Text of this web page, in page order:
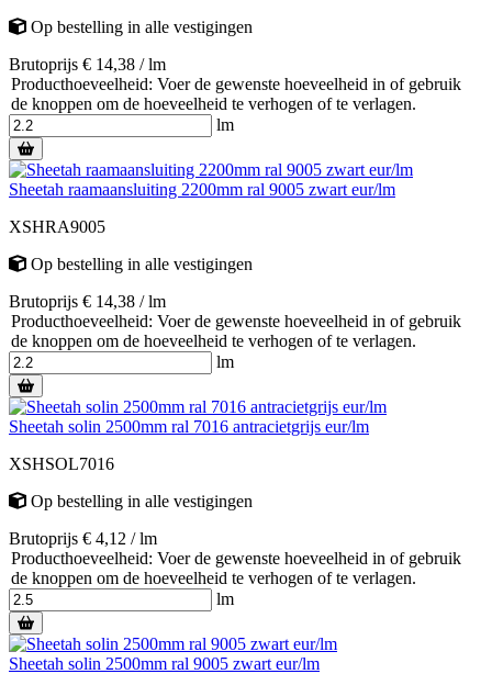
Op bestelling in alle vestigingen
Brutoprijs € 14,38 / lm
Producthoeveelheid: Voer de gewenste hoeveelheid in of gebruik
de knoppen om de hoeveelheid te verhogen of te verlagen.
lm
Sheetah raamaansluiting 2200mm ral 9005 zwart eur/lm
XSHRA9005
Op bestelling in alle vestigingen
Brutoprijs € 14,38 / lm
Producthoeveelheid: Voer de gewenste hoeveelheid in of gebruik
de knoppen om de hoeveelheid te verhogen of te verlagen.
lm
Sheetah solin 2500mm ral 7016 antracietgrijs eur/lm
XSHSOL7016
Op bestelling in alle vestigingen
Brutoprijs € 4,12 / lm
Producthoeveelheid: Voer de gewenste hoeveelheid in of gebruik
de knoppen om de hoeveelheid te verhogen of te verlagen.
lm
Sheetah solin 2500mm ral 9005 zwart eur/lm